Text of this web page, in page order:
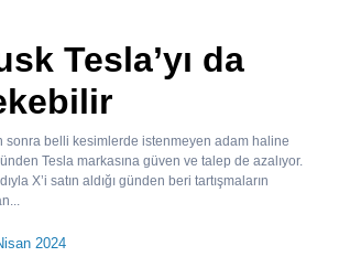
Tesla’yı da
sonra belli kesimlerde istenmeyen adam haline
Tesla markasına güven ve talep de azalıyor.
X’i satın aldığı günden beri tartışmaların
2024